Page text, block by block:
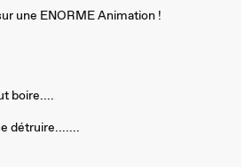
une ENORME Animation !
boire....
détruire.......